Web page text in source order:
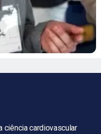
ciência cardiovascular